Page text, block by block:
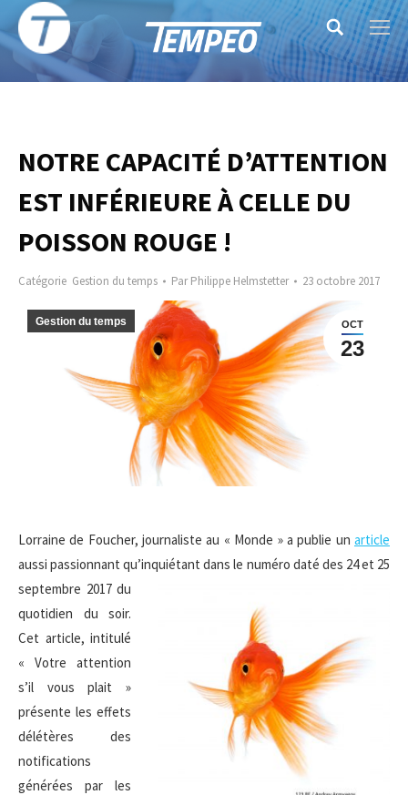
Search:
NOTRE CAPACITÉ D’ATTENTION
EST INFÉRIEURE À CELLE DU
POISSON ROUGE !
Catégorie Gestion du temps ParPhilippe Helmstetter 23 octobre 2017
OCT
23
Gestion du temps
Lorraine de Foucher, journaliste au « Monde » a publie un article
aussi passionnant qu’inquiétant dans le numéro daté des 24 et 25
septembre 2017 du
quotidien du soir.
Cet article, intitulé
« Votre attention
s’il vous plait »
présente les effets
délétères des
notifications
générées par les